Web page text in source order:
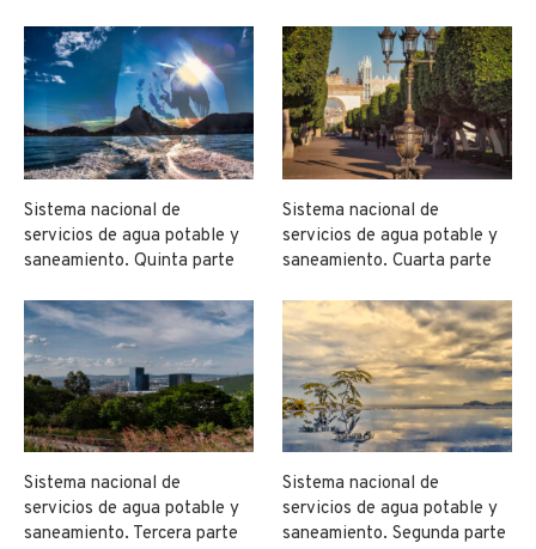
Sistema nacional de
servicios de agua potable y
saneamiento. Quinta parte
Sistema nacional de
servicios de agua potable y
saneamiento. Cuarta parte
Sistema nacional de
servicios de agua potable y
saneamiento. Tercera parte
Sistema nacional de
servicios de agua potable y
saneamiento. Segunda parte